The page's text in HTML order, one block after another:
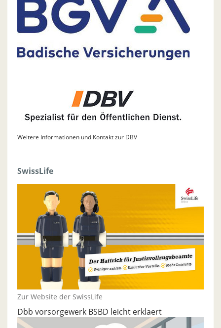
Weitere Informationen und Kontakt zur DBV
SwissLife
Zur Website der SwissLife
Dbb vorsorgewerk BSBD leicht erklaert